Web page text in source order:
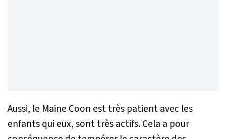
Aussi, le Maine Coon est très patient avec les
enfants qui eux, sont très actifs. Cela a pour